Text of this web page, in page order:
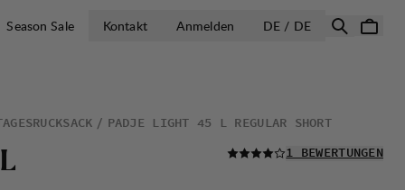
Season Sale Kontakt Anmelden DE / DELAND
PADJE LIGHT 45 L REGULAR SHORT
L LESEN SIE ALLE
1 BEWERTUNGEN